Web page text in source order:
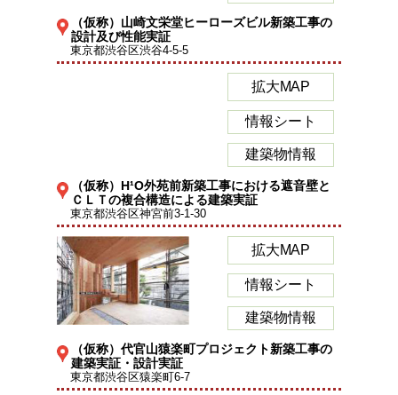
（仮称）山崎文栄堂ヒーローズビル新築工事の
設計及び性能実証
東京都渋谷区渋谷4-5-5
拡大MAP
情報シート
建築物情報
（仮称）H¹O外苑前新築工事における遮音壁と
ＣＬＴの複合構造による建築実証
東京都渋谷区神宮前3-1-30
拡大MAP
情報シート
建築物情報
（仮称）代官山猿楽町プロジェクト新築工事の
建築実証・設計実証
東京都渋谷区猿楽町6-7